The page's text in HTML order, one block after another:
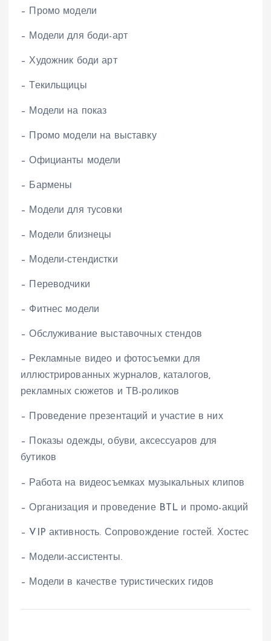
– Промо модели
– Модели для боди-арт
– Художник боди арт
– Текильщицы
– Модели на показ
– Промо модели на выставку
– Официанты модели
– Бармены
– Модели для тусовки
– Модели близнецы
– Модели-стендистки
– Переводчики
– Фитнес модели
– Обслуживание выставочных стендов
– Рекламные видео и фотосъемки для
иллюстрированных журналов, каталогов,
рекламных сюжетов и ТВ-роликов
– Проведение презентаций и участие в них
– Показы одежды, обуви, аксессуаров для
бутиков
– Работа на видеосъемках музыкальных клипов
– Организация и проведение BTL и промо-акций
– VIP активность. Сопровождение гостей. Хостес
– Модели-ассистенты.
– Модели в качестве туристических гидов